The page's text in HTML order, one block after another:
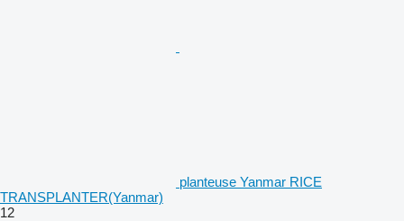
planteuse Yanmar RICE
TRANSPLANTER(Yanmar)
12